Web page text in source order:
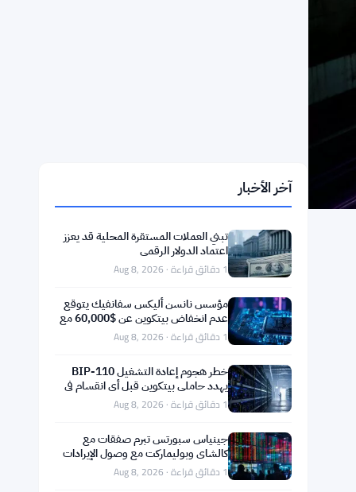
تبني العملات المستقرة المحلية قد يعزز
1 دقائق قراءة · Aug 8, 2026
مؤسس نانسن أليكس سفانفيك يتوقع